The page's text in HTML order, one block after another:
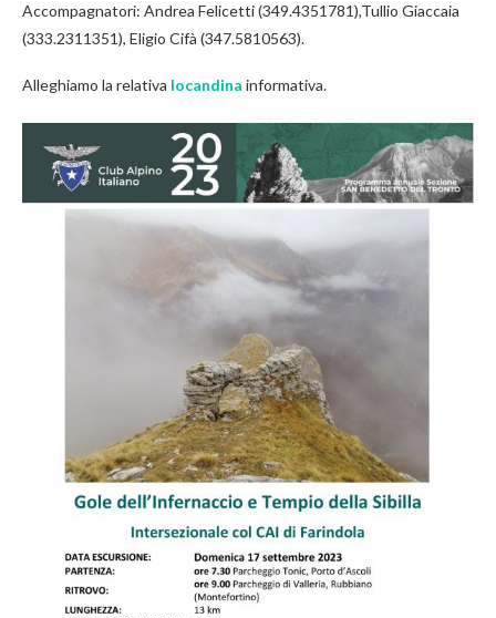
Accompagnatori: Andrea Felicetti (349.4351781),Tullio Giaccaia
(333.2311351), Eligio Cifà (347.5810563).
Alleghiamo la relativa locandina informativa.